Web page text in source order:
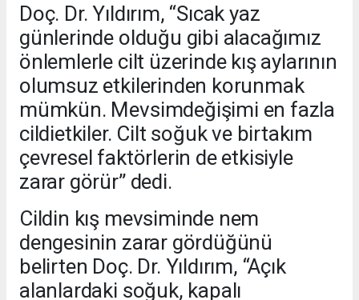
Doç. Dr. Yıldırım, “Sıcak yaz
günlerinde olduğu gibi alacağımız
önlemlerle cilt üzerinde kış aylarının
olumsuz etkilerinden korunmak
mümkün. Mevsimdeğişimi en fazla
cildietkiler. Cilt soğuk ve birtakım
çevresel faktörlerin de etkisiyle
zarar görür” dedi.
Cildin kış mevsiminde nem
dengesinin zarar gördüğünü
belirten Doç. Dr. Yıldırım, “Açık
alanlardaki soğuk, kapalı